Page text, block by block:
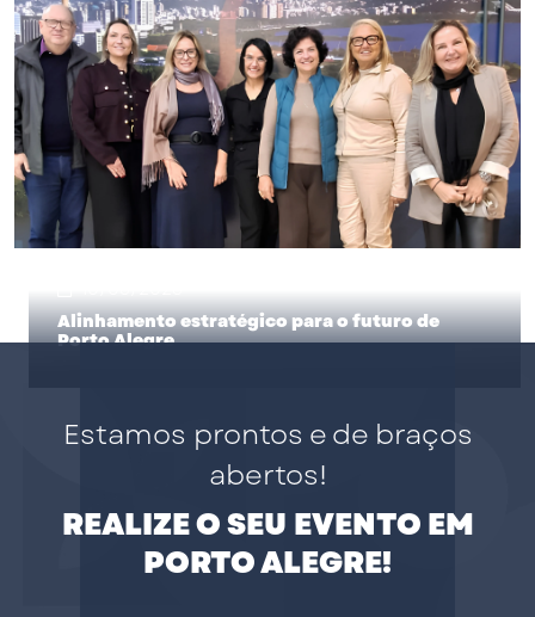
Porto Alegre em destaque no setor da saúde
Alinhamento estratégico para o futuro de
Porto Alegre
Estamos prontos e de braços
abertos!
REALIZE O SEU EVENTO EM
PORTO ALEGRE!